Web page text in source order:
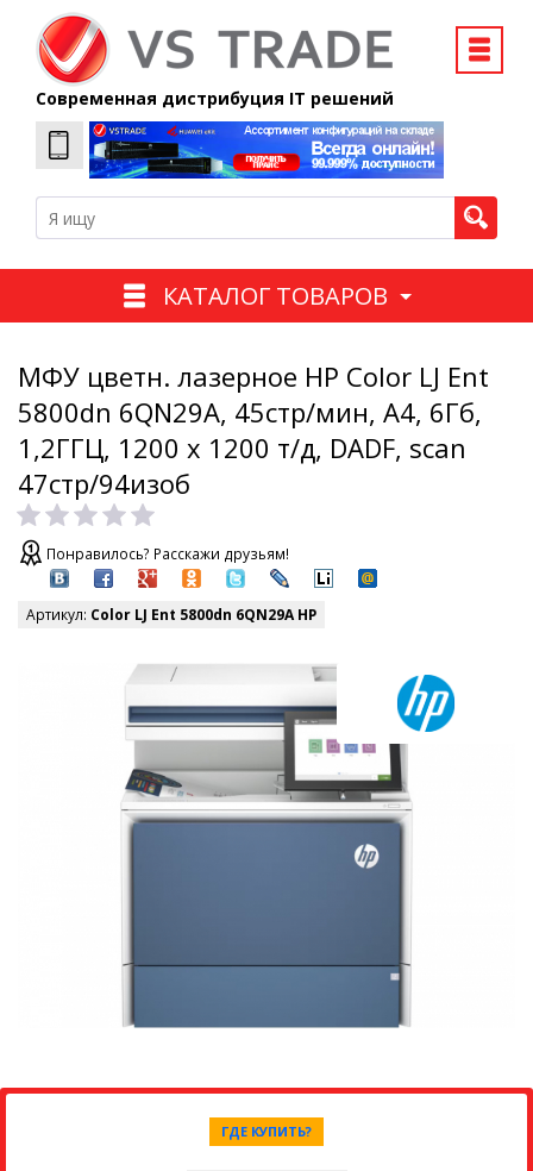
Современная дистрибуция IT решений
КАТАЛОГ ТОВАРОВ
МФУ цветн. лазерное HP Color LJ Ent
5800dn 6QN29A, 45стр/мин, А4, 6Гб,
1,2ГГЦ, 1200 х 1200 т/д, DADF, scan
47стр/94изоб
Понравилось? Расскажи друзьям!
Артикул: Color LJ Ent 5800dn 6QN29A HP
ГДЕ КУПИТЬ?